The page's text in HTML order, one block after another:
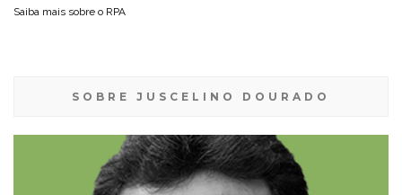
Saiba mais sobre o RPA
SOBRE JUSCELINO DOURADO